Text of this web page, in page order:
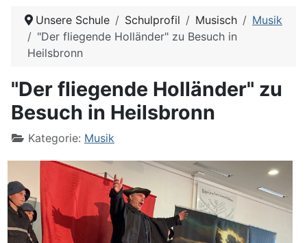
Unsere Schule Schulprofil Musisch
Musik
"Der fliegende Holländer" zu Besuch in
Heilsbronn
"Der fliegende Holländer" zu
Besuch in Heilsbronn
Kategorie: Musik